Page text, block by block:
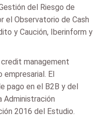
del Riesgo de
el Observatorio de Cash
y Caución, Iberinform y
management
El
pago en el B2B y del
Administración
2016 del Estudio.